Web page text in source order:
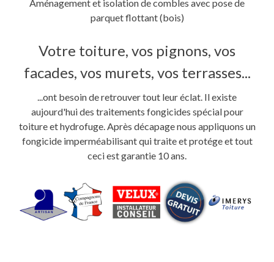
Aménagement et isolation de combles avec pose de
parquet flottant (bois)
Votre toiture, vos pignons, vos
facades, vos murets, vos terrasses...
...ont besoin de retrouver tout leur éclat. Il existe
aujourd'hui des traitements fongicides spécial pour
toiture et hydrofuge. Après décapage nous appliquons un
fongicide imperméabilisant qui traite et protége et tout
ceci est garantie 10 ans.